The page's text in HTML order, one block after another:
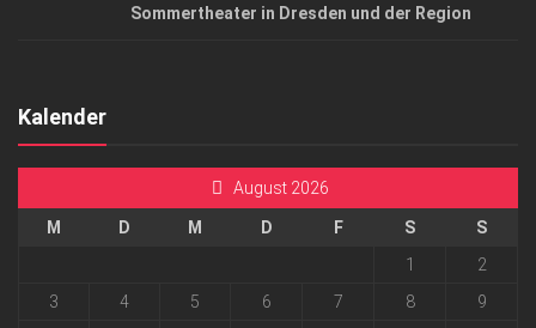
Sommertheater in Dresden und der Region
Kalender
August 2026
M D M D F S
S
1
2
3
4 5 6 7 8
9